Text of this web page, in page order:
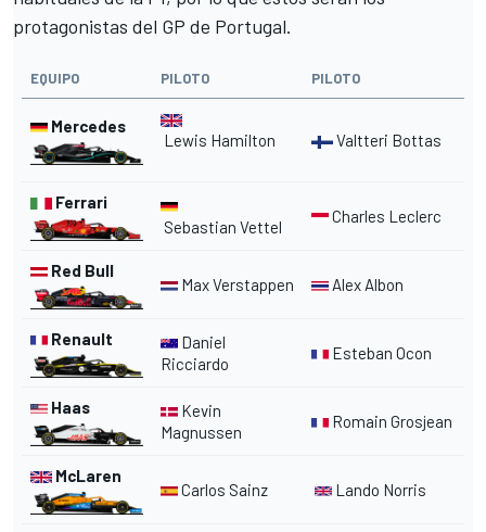
protagonistas del GP de Portugal.
EQUIPO PILOTO PILOTO
Mercedes
Lewis Hamilton Valtteri Bottas
Ferrari
Sebastian Vettel
Charles Leclerc
Red Bull
Max Verstappen Alex Albon
Renault
Daniel
Ricciardo
Esteban Ocon
Haas
Kevin
Magnussen
Romain Grosjean
McLaren
Carlos Sainz Lando Norris